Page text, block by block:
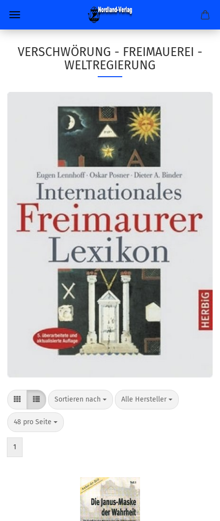
VERSCHWÖRUNG - FREIMAUEREI -
WELTREGIERUNG
Sortieren nach
Sortieren nach Alle Hersteller
pro Seite
48 pro Seite
pro Seite
1